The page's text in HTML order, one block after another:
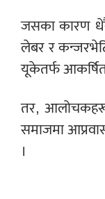
जसका कारण
लेबर र
यूकेतर्फ
तर,
समाजमा
।